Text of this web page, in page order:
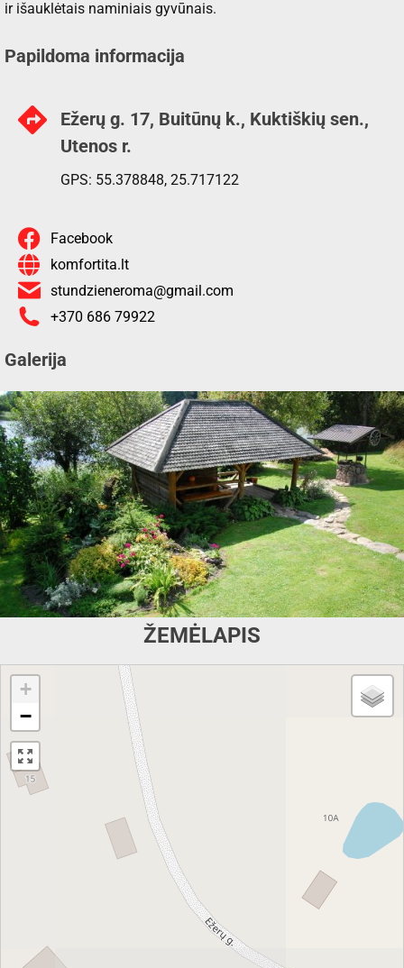
ir išauklėtais naminiais gyvūnais.
Papildoma informacija
Ežerų g. 17, Buitūnų k., Kuktiškių sen.,
Utenos r.
GPS: 55.378848, 25.717122
Facebook
komfortita.lt
stundzieneroma@gmail.com
+370 686 79922
Galerija
ŽEMĖLAPIS
+
−